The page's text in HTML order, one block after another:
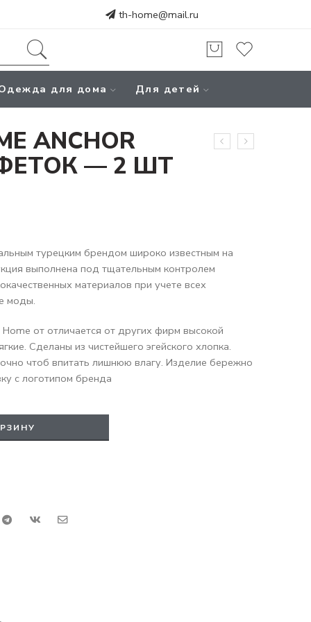
th-home@mail.ru
для дома Для детей
ANCHOR
— 2 ШТ
турецким брендом широко известным на
выполнена под тщательным контролем
материалов при учете всех
моды.
от отличается от других фирм высокой
Сделаны из чистейшего эгейского хлопка.
чтоб впитать лишнюю влагу. Изделие бережно
с логотипом бренда